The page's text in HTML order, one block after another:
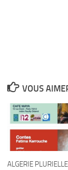
VOUS
ALGERIE PLURIELLE